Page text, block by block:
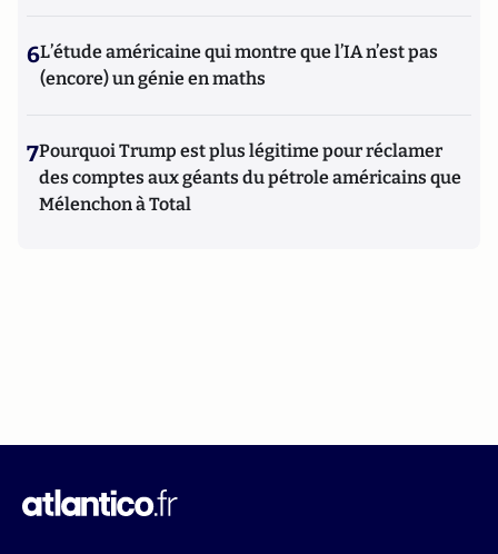
6L’étude américaine qui montre que l’IA n’est pas
(encore) un génie en maths
7Pourquoi Trump est plus légitime pour réclamer
des comptes aux géants du pétrole américains que
Mélenchon à Total